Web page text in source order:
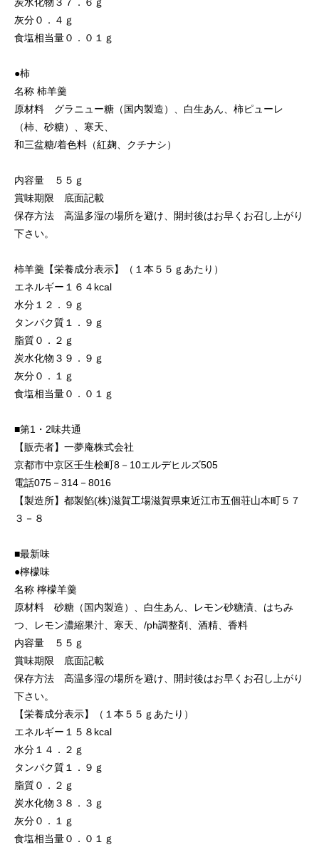
灰分０．４ｇ
食塩相当量０．０１ｇ
●柿
名称 柿羊羹
原材料 グラニュー糖（国内製造）、白生あん、柿ピューレ
（柿、砂糖）、寒天、
和三盆糖/着色料（紅麹、クチナシ）
内容量 ５５ｇ
賞味期限 底面記載
保存方法 高温多湿の場所を避け、開封後はお早くお召し上がり
下さい。
柿羊羹【栄養成分表示】（１本５５ｇあたり）
エネルギー１６４kcal
水分１２．９ｇ
タンパク質１．９ｇ
脂質０．２ｇ
炭水化物３９．９ｇ
灰分０．１ｇ
食塩相当量０．０１ｇ
■第1・2味共通
【販売者】一夢庵株式会社
京都市中京区壬生桧町8－10エルデヒルズ505
電話075－314－8016
【製造所】都製餡(株)滋賀工場滋賀県東近江市五個荘山本町５７
３－８
■最新味
●檸檬味
名称 檸檬羊羹
原材料 砂糖（国内製造）、白生あん、レモン砂糖漬、はちみ
つ、レモン濃縮果汁、寒天、/ph調整剤、酒精、香料
内容量 ５５ｇ
賞味期限 底面記載
保存方法 高温多湿の場所を避け、開封後はお早くお召し上がり
下さい。
【栄養成分表示】（１本５５ｇあたり）
エネルギー１５８kcal
水分１４．２ｇ
タンパク質１．９ｇ
脂質０．２ｇ
炭水化物３８．３ｇ
灰分０．１ｇ
食塩相当量０．０１ｇ